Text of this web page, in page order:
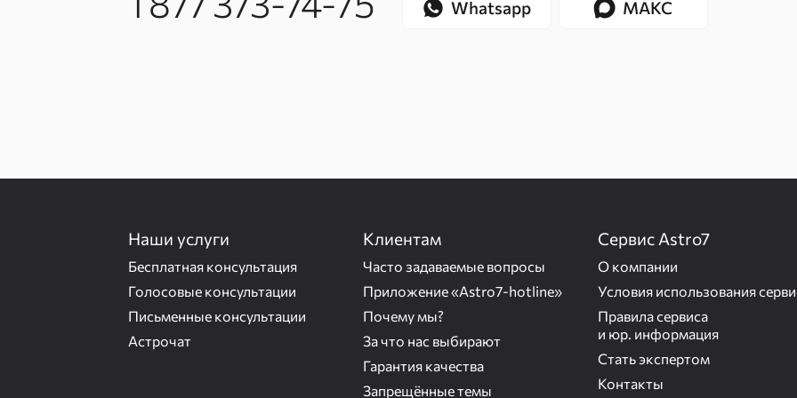
Whatsapp МАКС
Наши услуги
Бесплатная консультация
Голосовые консультации
Письменные консультации
Астрочат
Клиентам
Часто задаваемые вопросы
Приложение «Astro7-hotline»
Почему мы?
За что нас выбирают
Гарантия качества
Запрещённые темы
Сервис Astro7
О компании
Условия использования
Правила сервиса
и юр. информация
Стать экспертом
Контакты